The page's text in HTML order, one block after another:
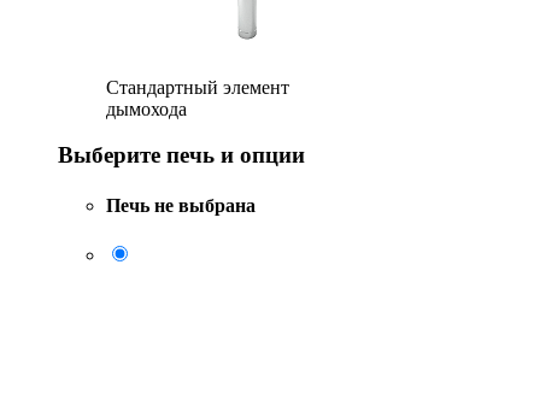
Стандартный элемент
дымохода
Выберите печь и опции
Печь не выбрана